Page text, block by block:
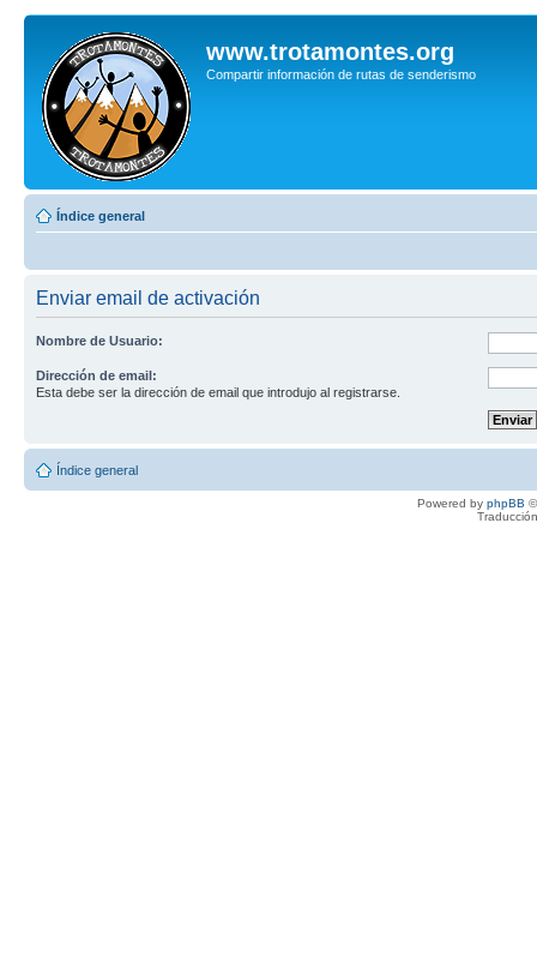
www.trotamontes.org
Compartir información de rutas de senderismo
Índice general
Enviar email de activación
Nombre de Usuario:
Dirección de email:
Esta debe ser la dirección de email que introdujo al registrarse.
Índice general
Powered by phpBB